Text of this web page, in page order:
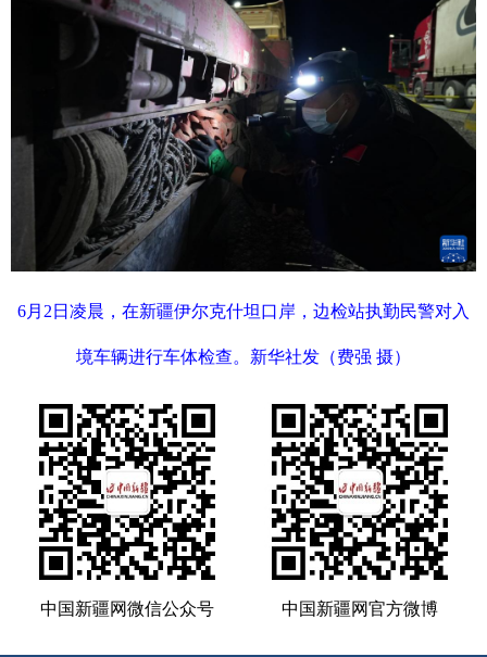
6月2日凌晨，在新疆伊尔克什坦口岸，边检站执勤民警对入
境车辆进行车体检查。新华社发（费强 摄）
中国新疆网微信公众号 中国新疆网官方微博